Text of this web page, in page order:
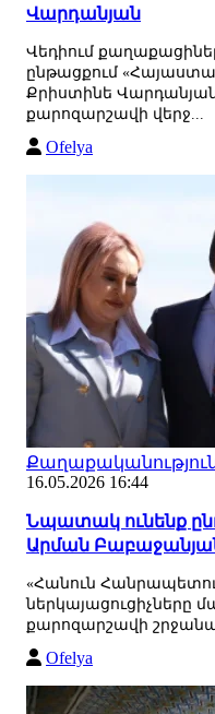
Վարդանյան
Վեդիում
ընթացքում
Քրիստինե
քարոզարշավի վերջ...
Ofelya
16.05.2026 16:44
Նպատակ ունենք
Արման
«Հանուն
ներկայացուցիչները
քարոզարշավի
Ofelya